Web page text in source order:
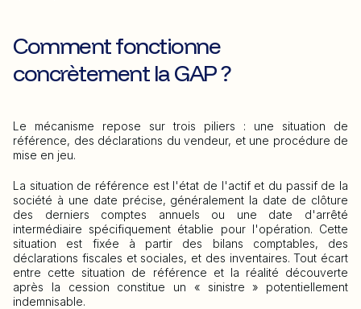
Comment fonctionne
concrètement la GAP ?
Le mécanisme repose sur trois piliers : une situation de
référence, des déclarations du vendeur, et une procédure de
mise en jeu.
La situation de référence est l'état de l'actif et du passif de la
société à une date précise, généralement la date de clôture
des derniers comptes annuels ou une date d'arrêté
intermédiaire spécifiquement établie pour l'opération. Cette
situation est fixée à partir des bilans comptables, des
déclarations fiscales et sociales, et des inventaires. Tout écart
entre cette situation de référence et la réalité découverte
après la cession constitue un « sinistre » potentiellement
indemnisable.